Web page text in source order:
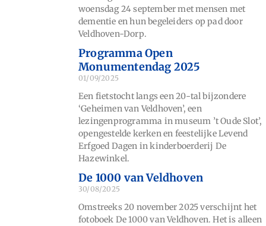
woensdag 24 september met mensen met
dementie en hun begeleiders op pad door
Veldhoven-Dorp.
Programma Open
Monumentendag 2025
01/09/2025
Een fietstocht langs een 20-tal bijzondere
‘Geheimen van Veldhoven’, een
lezingenprogramma in museum ’t Oude Slot’,
opengestelde kerken en feestelijke Levend
Erfgoed Dagen in kinderboerderij De
Hazewinkel.
De 1000 van Veldhoven
30/08/2025
Omstreeks 20 november 2025 verschijnt het
fotoboek De 1000 van Veldhoven. Het is alleen